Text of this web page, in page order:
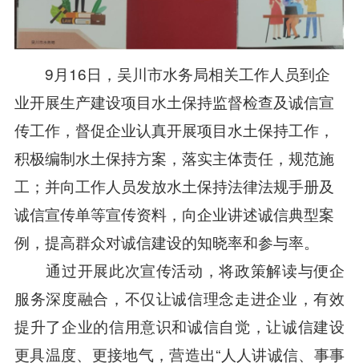
9月16日，吴川市水务局相关工作人员到企
业开展生产建设项目水土保持监督检查及诚信宣
传工作，督促企业认真开展项目水土保持工作，
积极编制水土保持方案，落实主体责任，规范施
工；并向工作人员发放水土保持法律法规手册及
诚信宣传单等宣传资料，向企业讲述诚信典型案
例，提高群众对诚信建设的知晓率和参与率。
通过开展此次宣传活动，将政策解读与便企
服务深度融合，不仅让诚信理念走进企业，有效
提升了企业的信用意识和诚信自觉，让诚信建设
更具温度、更接地气，营造出“人人讲诚信、事事